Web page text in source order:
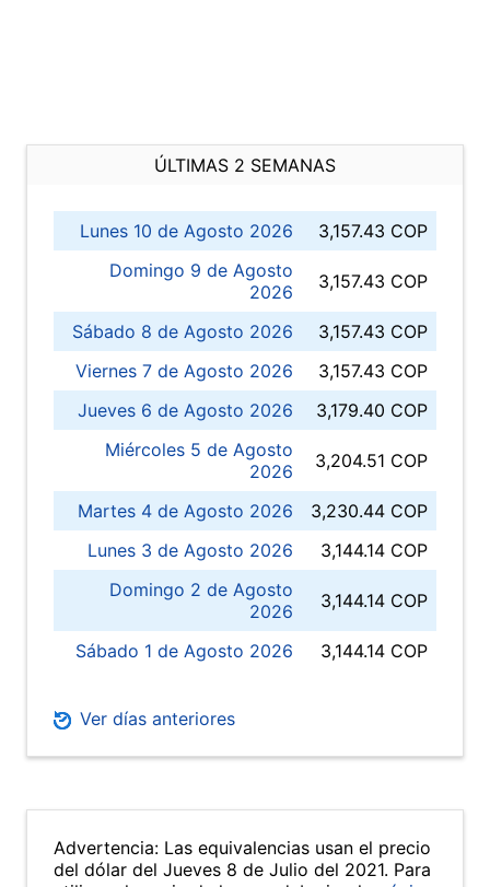
ÚLTIMAS 2 SEMANAS
Lunes 10 de Agosto 2026
3,157.43 COP
Domingo 9 de Agosto
2026
3,157.43 COP
Sábado 8 de Agosto 2026
3,157.43 COP
Viernes 7 de Agosto 2026
3,157.43 COP
Jueves 6 de Agosto 2026
3,179.40 COP
Miércoles 5 de Agosto
2026
3,204.51 COP
Martes 4 de Agosto 2026
3,230.44 COP
Lunes 3 de Agosto 2026
3,144.14 COP
Domingo 2 de Agosto
2026
3,144.14 COP
Sábado 1 de Agosto 2026 3,144.14 COP
Ver días anteriores
Advertencia: Las equivalencias usan el precio
del dólar del Jueves 8 de Julio del 2021. Para